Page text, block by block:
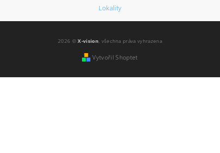
Lokality
2026 ©X-vision, všechna práva vyhrazena
Vytvořil Shoptet